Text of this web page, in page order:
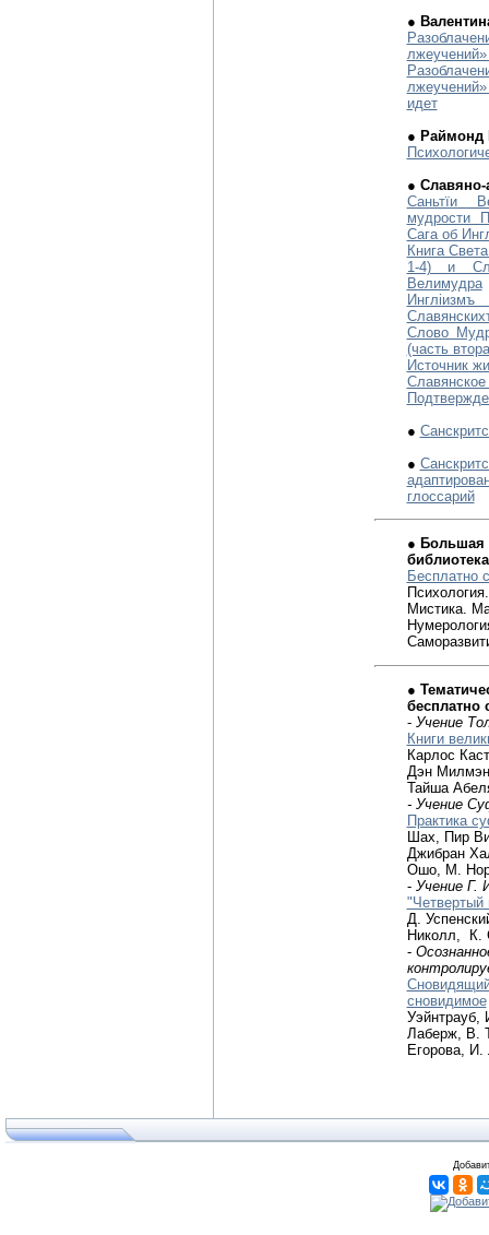
●
идет
● Раймонд
●
Саньтïи
мудрости
Сага об
Книга
1-4) и
Велимудра
Слово
(часть
Источник
●
●
глоссарий
● Большая
библиотека
Бесплатно
Мистика.
●
бесплатно
- Учение
Книги
Карлос
Дэн
Тайша
- Учение
Практика
Шах, Пир
Джибран
Ошо, М.
- Учение Г.
"Четвертый
Д.
Николл, К.
-
сновидимое
Уэйнтрауб,
Лаберж, В.
Егорова,